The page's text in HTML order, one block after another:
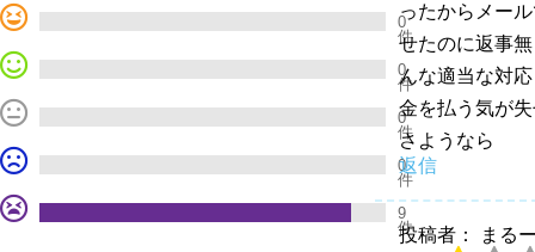
0
件
0
件
0
件
0
件
9
件
ったからメー
せたのに返事
んな適当な対
金を払う気が
さようなら
返信
投稿者： まる